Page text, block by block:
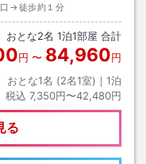
口→徒歩約１分
おとな2名 1泊1部屋 合計
円 〜 84,960円
おとな1名 (2名1室)｜ 1泊
税込 7,350円〜42,480円
る